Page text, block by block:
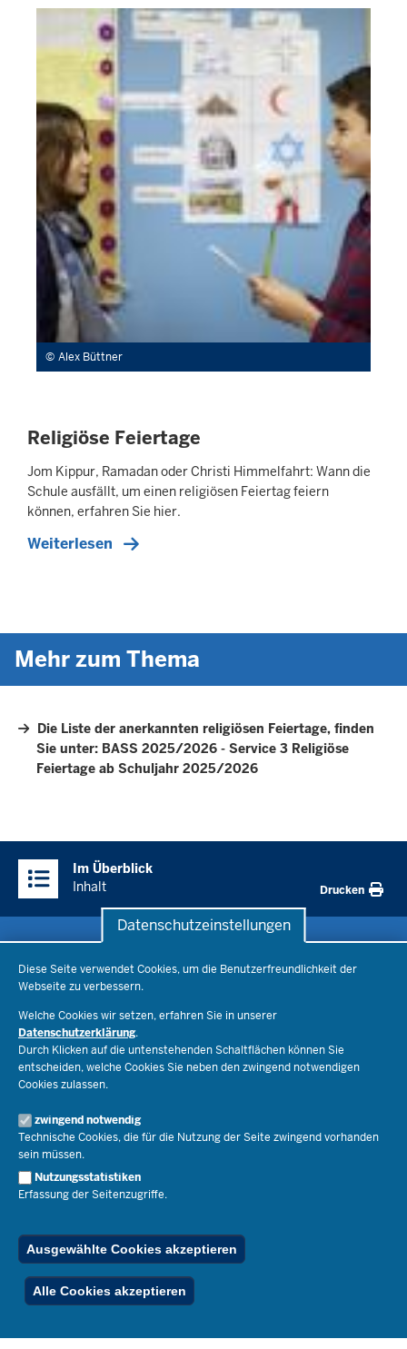
Datenschutzeinstellungen
Diese Seite verwendet Cookies, um die Benutzerfreundlichkeit der
Webseite zu verbessern.
Welche Cookies wir setzen, erfahren Sie in unserer
Datenschutzerklärung.
Durch Klicken auf die untenstehenden Schaltflächen können Sie
entscheiden, welche Cookies Sie neben den zwingend notwendigen
Cookies zulassen.
zwingend notwendig
Technische Cookies, die für die Nutzung der Seite zwingend vorhanden
sein müssen.
Nutzungsstatistiken
Erfassung der Seitenzugriffe.
Ausgewählte Cookies akzeptieren
Alle Cookies akzeptieren
Alex Büttner
Religiöse Feiertage
Jom Kippur, Ramadan oder Christi Himmelfahrt: Wann die
Schule ausfällt, um einen religiösen Feiertag feiern
können, erfahren Sie hier.
Weiterlesen
Mehr zum Thema
Die Liste der anerkannten religiösen Feiertage, finden
Sie unter: BASS 2025/2026 - Service 3 Religiöse
Feiertage ab Schuljahr 2025/2026
Inhalte
Im Überblick
Inhalt
Drucken
Bildungsthemen
Lehrkräfte
Recht
Schulleben
Ministerium
Ministerin Dorothee Feller
Staatssekretär Dr. Urban Mauer
Open Government
Bibliothek
Geschäftsbereich
Presse
Pressefotos
Social Media
Pressekontakt
Service
Schule(n) suchen
Kontakt
Der Weg zu uns
Publikationen
RSS-Feed
Ferienordnung
Spezialangebote
© 2026 Bildungsportal NRW
Below
Footer
Menu
Inhalt Impressum Datenschutz